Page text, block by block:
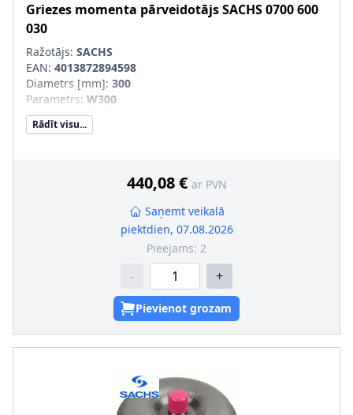
Griezes momenta pārveidotājsSACHS0700 600
030
Ražotājs: SACHS
EAN: 4013872894598
Diametrs [mm]: 300
Parametrs: W300
Aizvietojamā daļa
SVHC:Informācija nav pieejama, lūdzu, griezieties pie
Rādīt visu...
440,08 € ar PVN
Saņemt veikalā
piektdien, 07.08.2026
Pieejams: 2
- +
Pievienot grozam